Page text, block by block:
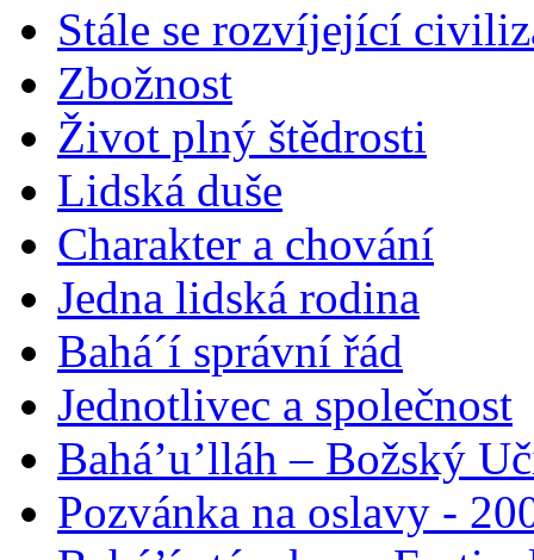
Stále se rozvíjející
Zbožnost
Život plný štědrosti
Lidská duše
Charakter a chování
Jedna lidská rodina
Bahá´í správní řád
Jednotlivec a společnost
Bahá’u’lláh – Božský
Pozvánka na oslavy -